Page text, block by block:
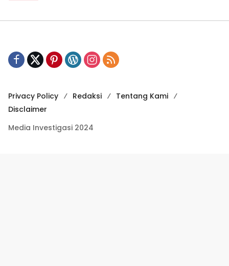
Privacy Policy Redaksi
Tentang Kami
Disclaimer
Media Investigasi 2024